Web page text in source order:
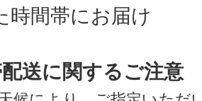
時間帯にお届け
送に関するご注意